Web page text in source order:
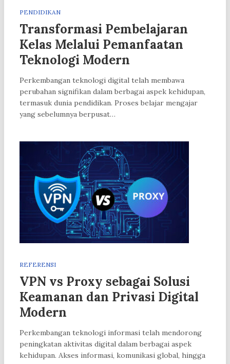
PENDIDIKAN
Transformasi Pembelajaran
Kelas Melalui Pemanfaatan
Teknologi Modern
Perkembangan teknologi digital telah membawa
perubahan signifikan dalam berbagai aspek kehidupan,
termasuk dunia pendidikan. Proses belajar mengajar
yang sebelumnya berpusat…
REFERENSI
VPN vs Proxy sebagai Solusi
Keamanan dan Privasi Digital
Modern
Perkembangan teknologi informasi telah mendorong
peningkatan aktivitas digital dalam berbagai aspek
kehidupan. Akses informasi, komunikasi global, hingga